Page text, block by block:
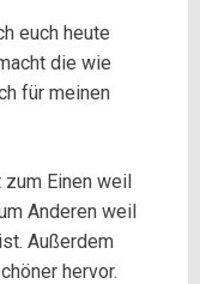
euch heute
die wie
für meinen
Einen weil
Anderen weil
Außerdem
hervor.